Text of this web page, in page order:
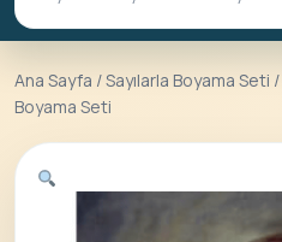
Ana Sayfa /Sayılarla Boyama Seti
Boyama Seti